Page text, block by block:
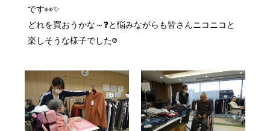
です👀✨
どれを買おうかな～❓と悩みながらも皆さんニコニコと
楽しそうな様子でした☺️